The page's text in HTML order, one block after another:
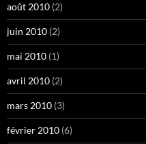
août 2010 (2)
juin 2010 (2)
mai 2010 (1)
avril 2010 (2)
mars 2010 (3)
février 2010 (6)